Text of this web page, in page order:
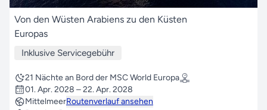
Von den Wüsten Arabiens zu den Küsten
Europas
Inklusive Servicegebühr
21 Nächte an Bord der MSC World Europa
01. Apr. 2028 – 22. Apr. 2028
MittelmeerRoutenverlauf ansehen